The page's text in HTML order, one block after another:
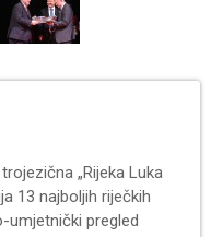
„Rijeka Luka
13 najboljih riječkih
pregled